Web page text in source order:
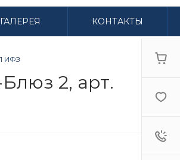
г. Нижний Новгород,
КОНТАКТЫ
ИФЗ
2, арт.